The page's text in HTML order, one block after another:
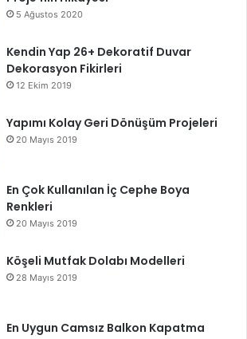
5 Ağustos 2020
Kendin Yap 26+ Dekoratif Duvar
Dekorasyon Fikirleri
12 Ekim 2019
Yapımı Kolay Geri Dönüşüm Projeleri
20 Mayıs 2019
En Çok Kullanılan İç Cephe Boya
Renkleri
20 Mayıs 2019
Köşeli Mutfak Dolabı Modelleri
28 Mayıs 2019
En Uygun Camsız Balkon Kapatma